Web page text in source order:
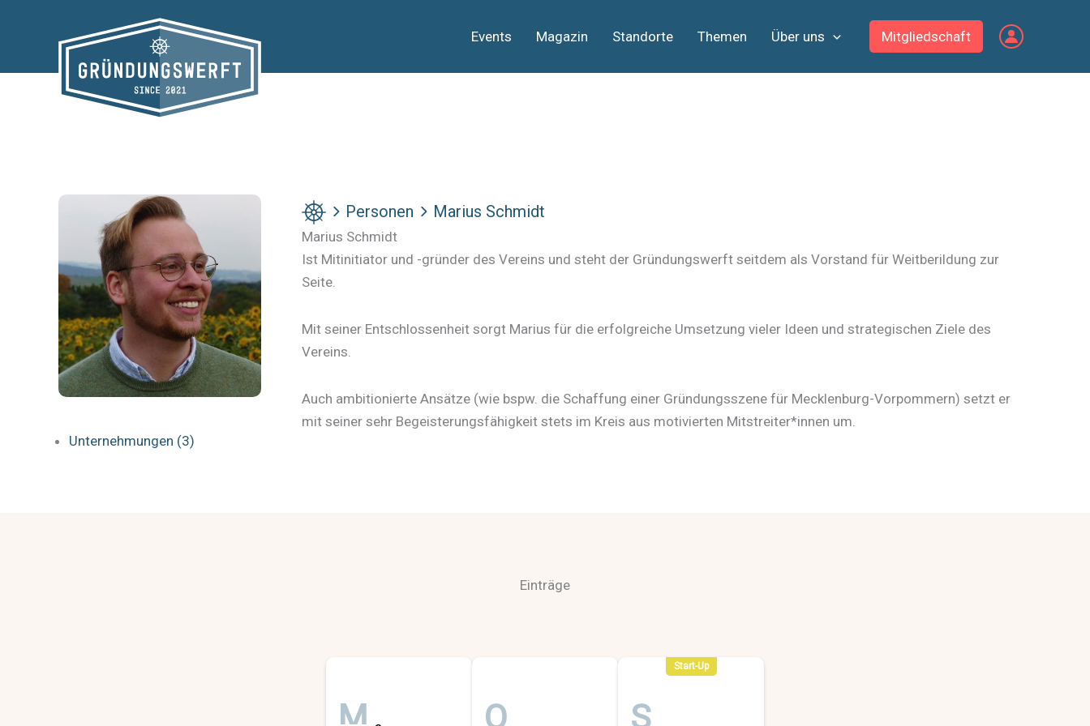
Events Magazin Standorte Themen Über uns Mitgliedschaft
Unternehmungen (3)
Personen Marius Schmidt
Marius Schmidt
Ist Mitinitiator und -gründer des Vereins und steht der Gründungswerft seitdem als Vorstand für Weitberildung zur
Seite.
Mit seiner Entschlossenheit sorgt Marius für die erfolgreiche Umsetzung vieler Ideen und strategischen Ziele des
Vereins.
Auch ambitionierte Ansätze (wie bspw. die Schaffung einer Gründungsszene für Mecklenburg-Vorpommern) setzt er
mit seiner sehr Begeisterungsfähigkeit stets im Kreis aus motivierten Mitstreiter*innen um.
Einträge
M O
Start-Up
S